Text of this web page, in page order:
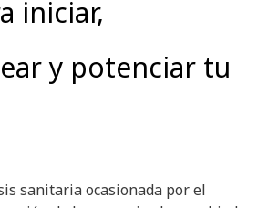
iniciar,
y potenciar tu
sanitaria ocasionada por el